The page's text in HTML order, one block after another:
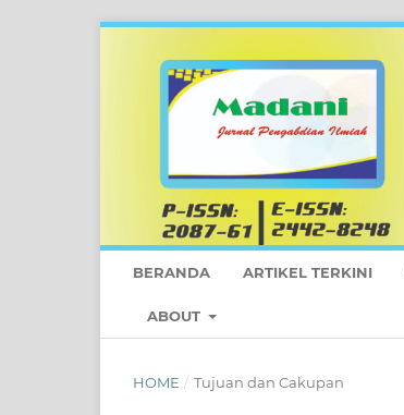
BERANDA ARTIKEL TERKINI
ABOUT
HOME / Tujuan dan Cakupan